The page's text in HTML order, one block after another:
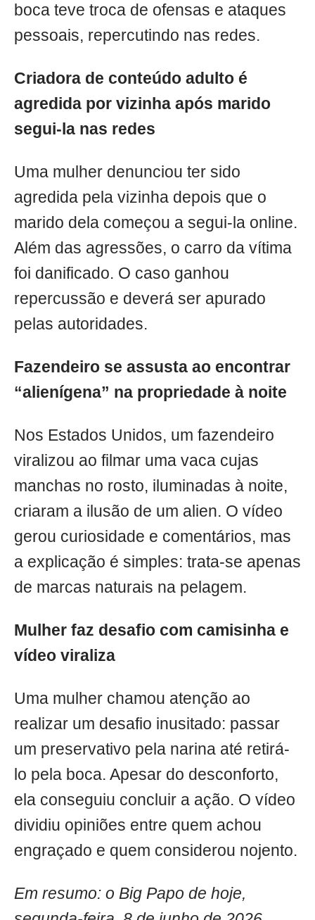
boca teve troca de ofensas e ataques
pessoais, repercutindo nas redes.
Criadora de conteúdo adulto é
agredida por vizinha após marido
segui-la nas redes
Uma mulher denunciou ter sido
agredida pela vizinha depois que o
marido dela começou a segui-la online.
Além das agressões, o carro da vítima
foi danificado. O caso ganhou
repercussão e deverá ser apurado
pelas autoridades.
Fazendeiro se assusta ao encontrar
“alienígena” na propriedade à noite
Nos Estados Unidos, um fazendeiro
viralizou ao filmar uma vaca cujas
manchas no rosto, iluminadas à noite,
criaram a ilusão de um alien. O vídeo
gerou curiosidade e comentários, mas
a explicação é simples: trata-se apenas
de marcas naturais na pelagem.
Mulher faz desafio com camisinha e
vídeo viraliza
Uma mulher chamou atenção ao
realizar um desafio inusitado: passar
um preservativo pela narina até retirá-
lo pela boca. Apesar do desconforto,
ela conseguiu concluir a ação. O vídeo
dividiu opiniões entre quem achou
engraçado e quem considerou nojento.
Em resumo: o Big Papo de hoje,